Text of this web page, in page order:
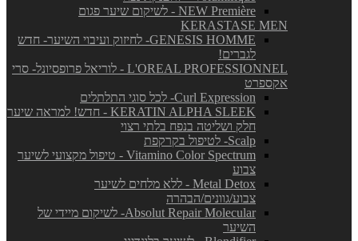
NEW Première - לשיקום שיער פגום
KERASTASE MEN
GENESIS HOMME- לחיזוק ועיבוי השיער- חדש
לגברים!
L'OREAL PROFESSIONNEL - לוריאל פרופסיונל- סרי
אקספרט
Curl Expression- לכל סוגי התלתלים
KERATIN ALPHA SLEEK - חדש! למראה שיער
חלק ושליטה בנפח בלתי רצוי
Scalp- לטיפול בקרקפת
Vitamino Color Spectrum - טיפול מקצועי לשיער
צבוע
Metal Detox - ללא מלחים לשיער
צבוע/גוונים/הבהרה
Absolut Repair Molecular- לשיקום מיידי של
השיער